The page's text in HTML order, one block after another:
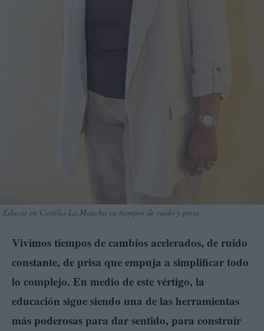
Educar en Castilla-La Mancha en tiempos de ruido y prisa
Vivimos tiempos de cambios acelerados, de ruido
constante, de prisa que empuja a simplificar todo
lo complejo. En medio de este vértigo, la
educación sigue siendo una de las herramientas
más poderosas para dar sentido, para construir